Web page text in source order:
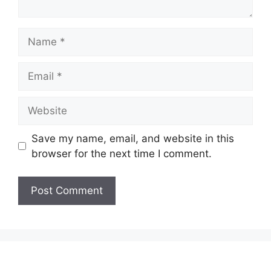
Save my name, email, and website in this
browser for the next time I comment.